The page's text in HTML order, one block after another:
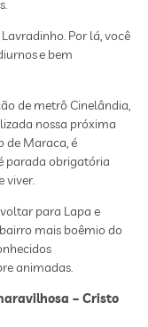
Por lá, você
e bem
de metrô Cinelândia,
nossa próxima
de Maraca, é
parada obrigatória
viver.
para Lapa e
mais boêmio do
animadas.
– Cristo